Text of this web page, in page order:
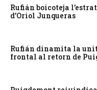
Rufián boicoteja
d’Oriol Junqueras
Rufián dinamita la
frontal al retorn de